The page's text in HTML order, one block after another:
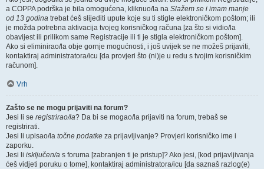
a COPPA podrška je bila omogućena, kliknuo/la na Slažem se i imam manje
od 13 godina trebat ćeš slijediti upute koje su ti stigle elektroničkom poštom; ili
je možda potrebna aktivacija tvojeg korisničkog računa [za što si vidio/la
obavijest ili prilikom same Registracije ili ti je stigla elektroničkom poštom].
Ako si eliminirao/la obje gornje mogućnosti, i još uvijek se ne možeš prijaviti,
kontaktiraj administratora/icu [da provjeri što (ni)je u redu s tvojim korisničkim
računom].
Vrh
Zašto se ne mogu prijaviti na forum?
Jesi li se registrirao/la? Da bi se mogao/la prijaviti na forum, trebaš se
registrirati.
Jesi li upisao/la točne podatke za prijavljivanje? Provjeri korisničko ime i
zaporku.
Jesi li isključen/a s foruma [zabranjen ti je pristup]? Ako jesi, [kod prijavljivanja
ćeš vidjeti poruku o tome], kontaktiraj administratora/icu [da saznaš razlog(e)